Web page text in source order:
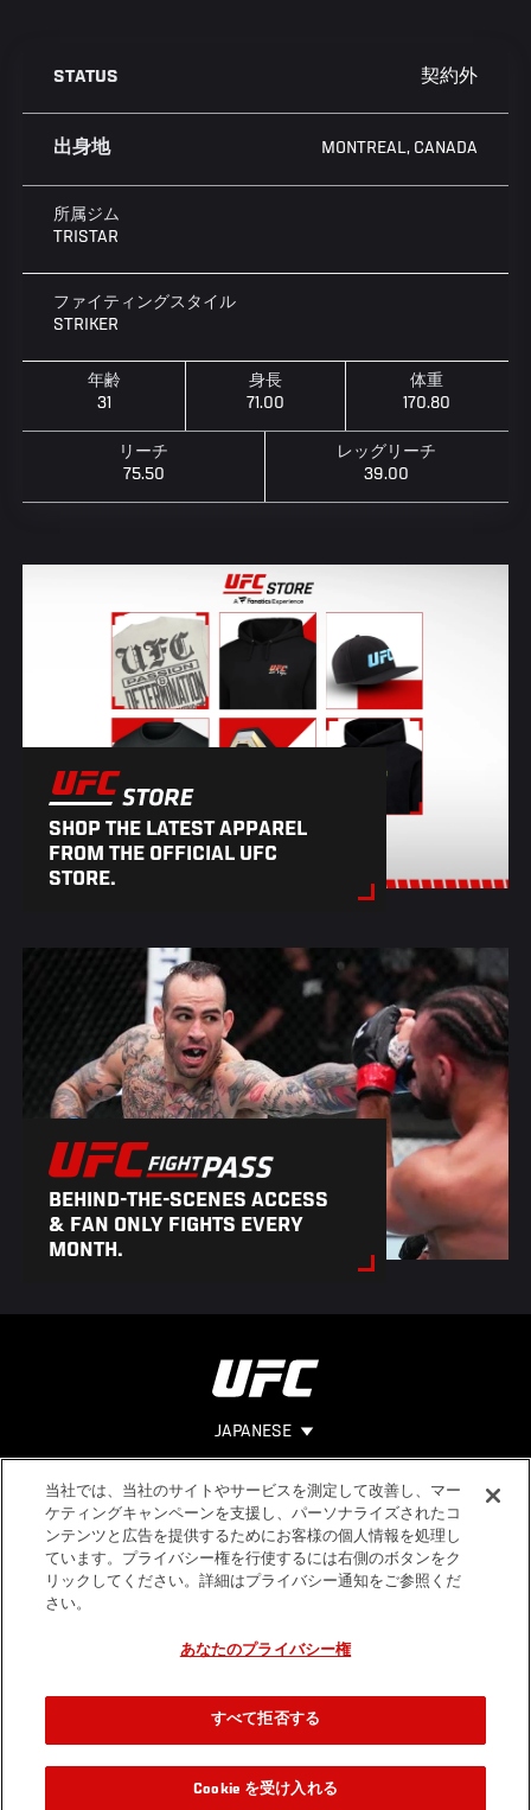
STATUS 契約外
出身地 MONTREAL, CANADA
所属ジム
TRISTAR
ファイティングスタイル
STRIKER
年齢
31
身長
71.00
体重
170.80
リーチ
75.50
レッグリーチ
39.00
SHOP THE LATEST APPAREL
FROM THE OFFICIAL UFC
STORE.
BEHIND-THE-SCENES ACCESS
& FAN ONLY FIGHTS EVERY
MONTH.
JAPANESE
Footer ヘルプ
法的事項
利用規約
個人情報保
当社では、当社のサイトやサービスを測定して改善し、マー
ケティングキャンペーンを支援し、パーソナライズされたコ
ンテンツと広告を提供するためにお客様の個人情報を処理し
ています。プライバシー権を行使するには右側のボタンをク
リックしてください。詳細はプライバシー通知をご参照くだ
さい。
あなたのプライバシー権
すべて拒否する
Cookie を受け入れる